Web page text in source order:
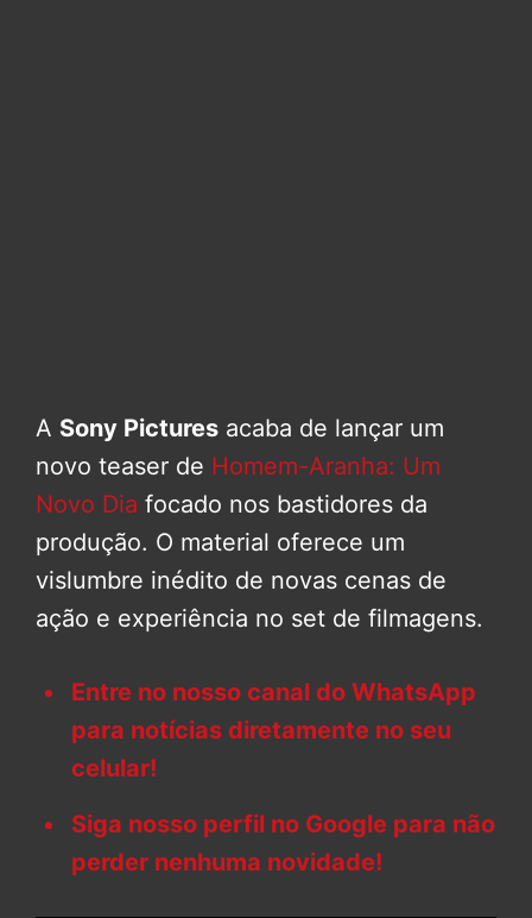
A Sony Pictures acaba de lançar um
novo teaser de Homem-Aranha: Um
Novo Dia focado nos bastidores da
produção. O material oferece um
vislumbre inédito de novas cenas de
ação e experiência no set de filmagens.
Entre no nosso canal do WhatsApp
para notícias diretamente no seu
celular!
Siga nosso perfil no Google para não
perder nenhuma novidade!